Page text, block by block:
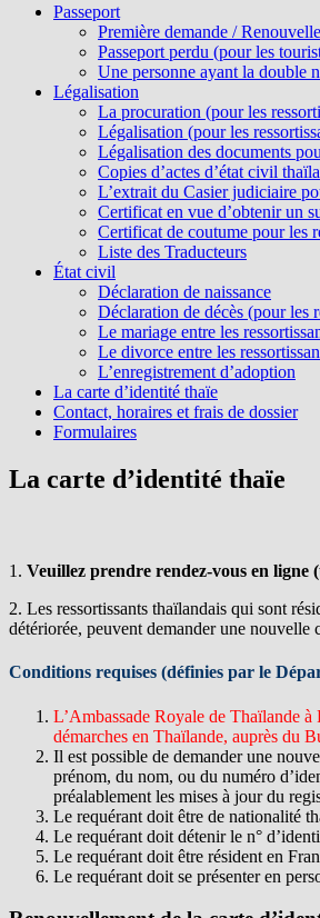
Passeport
Première demande /
Passeport perdu (pour les
Une personne ayant la double
Légalisation
La procuration (pour les
Légalisation (pour les
Légalisation des documents
Copies d’actes d’état civil
L’extrait du Casier judiciaire
Certificat en vue d’obtenir un
Certificat de coutume pour les
Liste des Traducteurs
État civil
Déclaration de naissance
Déclaration de décès (pour les
Le mariage entre les
Le divorce entre les
L’enregistrement d’adoption
La carte d’identité thaïe
Contact, horaires et frais de dossier
Formulaires
La carte d’identité thaïe
1. Veuillez prendre rendez-vous en ligne
2. Les ressortissants thaïlandais qui sont
détériorée, peuvent demander une nouvelle
Conditions requises (définies par le
L’Ambassade Royale de Thaïlande à
démarches en Thaïlande, auprès du
Il est possible de demander une
prénom, du nom, ou du numéro
préalablement les mises à jour du
Le requérant doit être de nationalité
Le requérant doit détenir le n°
Le requérant doit être résident en
Le requérant doit se présenter en